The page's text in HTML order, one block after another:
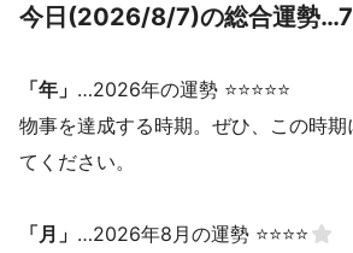
今日(2026/8/7)の総合運勢
「年」 …2026年の運勢 ⭐⭐⭐⭐⭐
物事を達成する時期。ぜひ、この時
てください。
「月」 …2026年8月の運勢 ⭐⭐⭐⭐